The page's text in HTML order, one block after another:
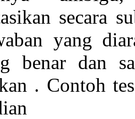
secara
yang
benar dan
. Contoh